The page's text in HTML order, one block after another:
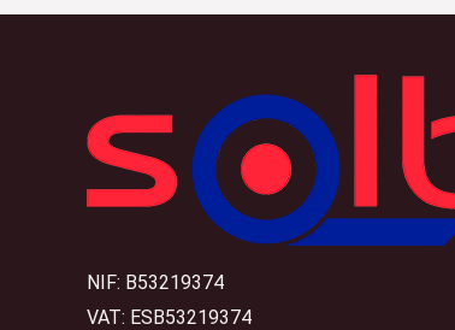
NIF: B53219374
VAT: ESB53219374